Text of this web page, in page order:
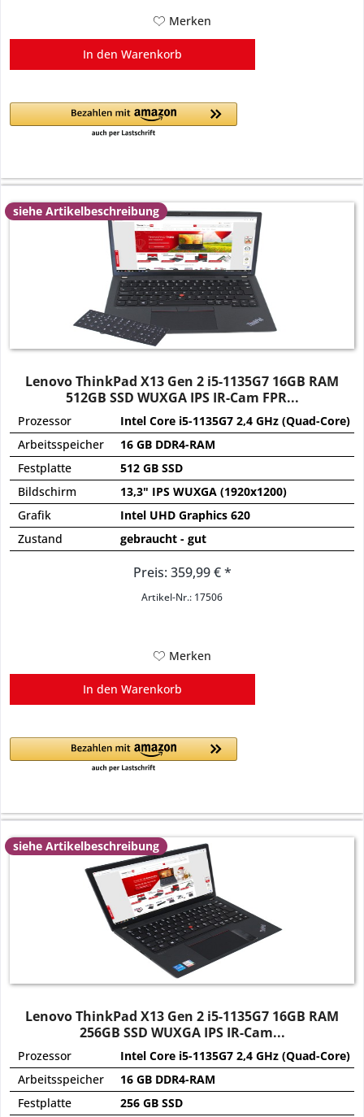
Merken
In den Warenkorb
siehe Artikelbeschreibung
Lenovo ThinkPad X13 Gen 2 i5-1135G7 16GB RAM
512GB SSD WUXGA IPS IR-Cam FPR...
Prozessor
Intel Core i5-1135G7 2,4 GHz (Quad-Core)
Arbeitsspeicher
16 GB DDR4-RAM
Festplatte
512 GB SSD
Bildschirm
13,3" IPS WUXGA (1920x1200)
Grafik
Intel UHD Graphics 620
Zustand
gebraucht - gut
Preis: 359,99 € *
Artikel-Nr.: 17506
Merken
In den Warenkorb
siehe Artikelbeschreibung
Lenovo ThinkPad X13 Gen 2 i5-1135G7 16GB RAM
256GB SSD WUXGA IPS IR-Cam...
Prozessor
Intel Core i5-1135G7 2,4 GHz (Quad-Core)
Arbeitsspeicher
16 GB DDR4-RAM
Festplatte
256 GB SSD